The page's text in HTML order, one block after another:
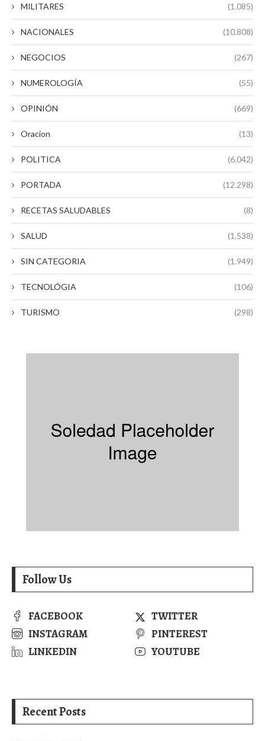
MILITARES (1.085)
NACIONALES (10.808)
NEGOCIOS (267)
NUMEROLOGÍA (55)
OPINIÓN (669)
Oracion (13)
POLITICA (6.042)
PORTADA (12.298)
RECETAS SALUDABLES (8)
SALUD (1.538)
SIN CATEGORIA (1.949)
TECNOLÓGIA (106)
TURISMO (298)
Follow Us
FACEBOOK
TWITTER
INSTAGRAM
PINTEREST
LINKEDIN
YOUTUBE
Recent Posts